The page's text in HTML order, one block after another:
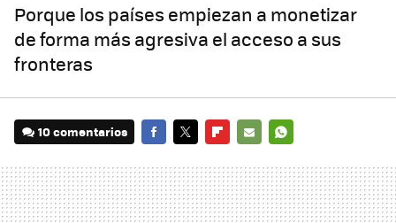
Porque los países empiezan a monetizar
de forma más agresiva el acceso a sus
fronteras
10 comentarios
MAIL